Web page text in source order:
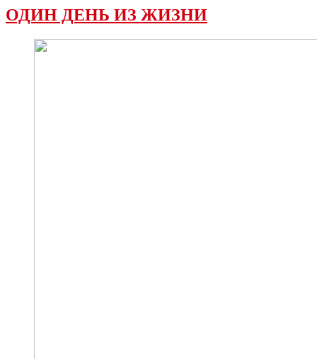
ОДИН ДЕНЬ ИЗ ЖИЗНИ